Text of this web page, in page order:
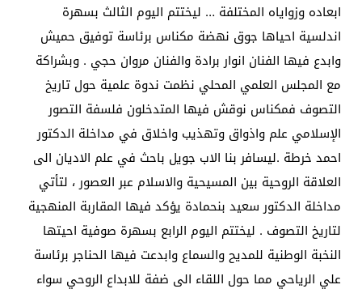
ابعاده وزواياه المختلفة … ليختتم اليوم الثالث بسهرة
اندلسية احياها جوق نهضة مكناس برئاسة توفيق حميش
وابدع فيها الفنان انوار برادة والفنان مروان حجي . وبشراكة
مع المجلس العلمي المحلي نظمت ندوة علمية حول تاريخ
التصوف فمكناس نوقش فيها المتدخلون فلسفة التصور
الإسلامي علم واذواق وتهذيب واخلاق في مداخلة الدكتور
احمد خرطة .ليسافر بنا الاب جويل باحث في علم الاديان الى
العلاقة الروحية بين المسيحية والاسلام عبر العصور ، لتأتي
مداخلة الدكتور سعيد بنحمادة يؤكد فيها المقاربة المنهجية
لتاريخ التصوف . ليختتم اليوم الرابع بسهرة صوفية احيتها
النخبة الوطنية للمديح والسماع وابدعت فيها الحناجر برئاسة
علي الرياحي مما حول اللقاء الى ضفة للابداع الروحي سواء